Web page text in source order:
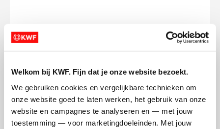
Welkom bij KWF. Fijn dat je onze website bezoekt.
We gebruiken cookies en vergelijkbare technieken om
onze website goed te laten werken, het gebruik van onze
website en campagnes te analyseren en — met jouw
toestemming — voor marketingdoeleinden. Met jouw
Opgehaald
€22
Streefbedrag
€150
Doneer
Minne's badges